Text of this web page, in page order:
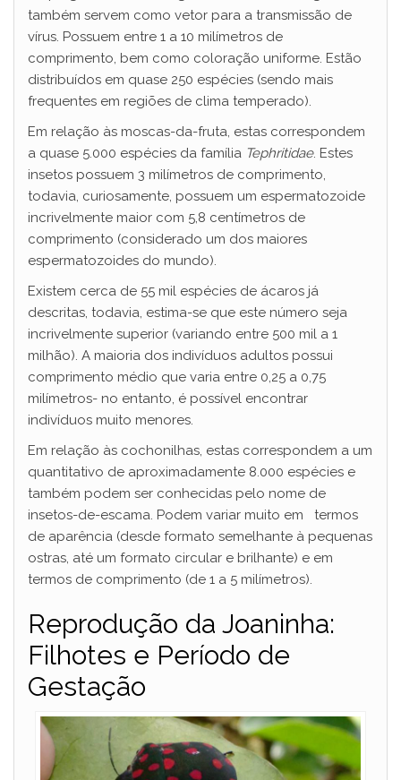
também servem como vetor para a transmissão de
vírus. Possuem entre 1 a 10 milímetros de
comprimento, bem como coloração uniforme. Estão
distribuídos em quase 250 espécies (sendo mais
frequentes em regiões de clima temperado).
Em relação às moscas-da-fruta, estas correspondem
a quase 5.000 espécies da família Tephritidae. Estes
insetos possuem 3 milímetros de comprimento,
todavia, curiosamente, possuem um espermatozoide
incrivelmente maior com 5,8 centímetros de
comprimento (considerado um dos maiores
espermatozoides do mundo).
Existem cerca de 55 mil espécies de ácaros já
descritas, todavia, estima-se que este número seja
incrivelmente superior (variando entre 500 mil a 1
milhão). A maioria dos indivíduos adultos possui
comprimento médio que varia entre 0,25 a 0,75
milímetros- no entanto, é possível encontrar
indivíduos muito menores.
Em relação às cochonilhas, estas correspondem a um
quantitativo de aproximadamente 8.000 espécies e
também podem ser conhecidas pelo nome de
insetos-de-escama. Podem variar muito em termos
de aparência (desde formato semelhante à pequenas
ostras, até um formato circular e brilhante) e em
termos de comprimento (de 1 a 5 milímetros).
Reprodução da Joaninha:
Filhotes e Período de
Gestação